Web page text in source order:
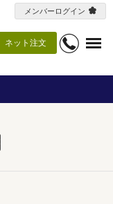
ネット注文
メンバーログイン